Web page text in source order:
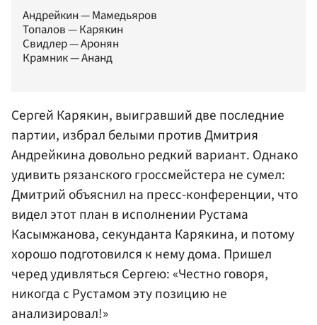
Андрейкин — Мамедьяров
Топалов — Карякин
Свидлер — Аронян
Крамник — Ананд
Сергей Карякин, выигравший две последние
партии, избрал белыми противДмитрия
Андрейкинадовольно редкий вариант. Однако
удивить рязанского гроссмейстера не сумел:
Дмитрий объяснил на пресс-конференции, что
видел этот план в исполнении Рустама
Касымжанова, секунданта Карякина, и потому
хорошо подготовился к нему дома. Пришел
черед удивляться Сергею: «Честно говоря,
никогда с Рустамом эту позицию не
анализировал!»